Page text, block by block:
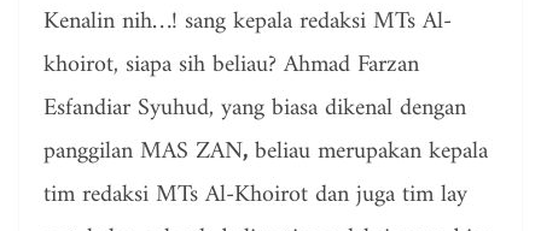
Kenalin nih…! sang kepala redaksi MTs Al-
khoirot, siapa sih beliau? Ahmad Farzan
Esfandiar Syuhud, yang biasa dikenal dengan
panggilan MAS ZAN,beliau merupakan kepala
tim redaksi MTs Al-Khoirot dan juga tim lay